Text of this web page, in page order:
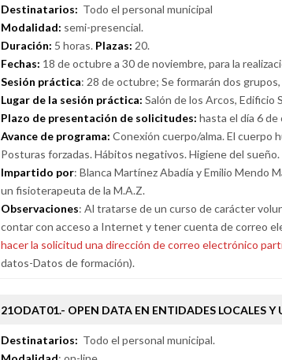
Destinatarios: Todo el personal municipal
Modalidad: semi-presencial.
Duración: 5 horas. Plazas: 20.
Fechas: 18 de octubre a 30 de noviembre, para la
Sesión práctica: 28 de octubre; Se formarán dos
Lugar de la sesión práctica: Salón de los Arcos, Edificio
Plazo de presentación de solicitudes: hasta el día 6
Avance de programa: Conexión cuerpo/alma. El cuerpo
Posturas forzadas. Hábitos negativos. Higiene del
Impartido por: Blanca Martínez Abadía y Emilio Mendo
un fisioterapeuta de la M.A.Z.
Observaciones: Al tratarse de un curso de carácter
contar con acceso a Internet y tener cuenta de correo
hacer la solicitud una dirección de correo electrónico
datos-Datos de formación).
21ODAT01.- OPEN DATA EN ENTIDADES LOCALES
Destinatarios: Todo el personal municipal.